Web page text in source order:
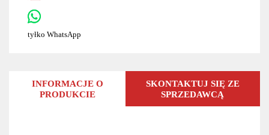
tyłko WhatsApp
INFORMACJE O
PRODUKCIE
SKONTAKTUJ SIĘ ZE
SPRZEDAWCĄ